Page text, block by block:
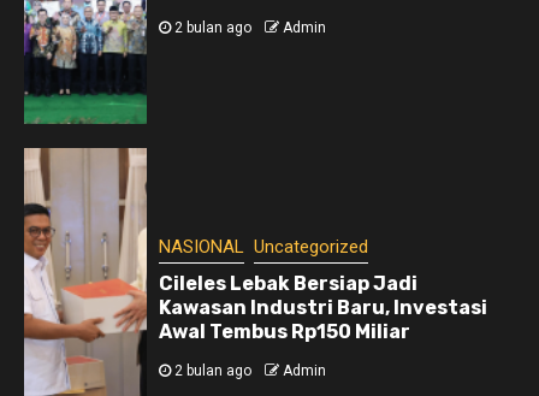
2 bulan ago Admin
NASIONAL Uncategorized
Cileles Lebak Bersiap Jadi
Kawasan Industri Baru, Investasi
Awal Tembus Rp150 Miliar
2 bulan ago Admin